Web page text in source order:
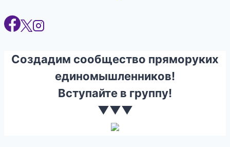
Создадим сообщество пряморуких
единомышленников!
Вступайте в группу!
▼▼▼